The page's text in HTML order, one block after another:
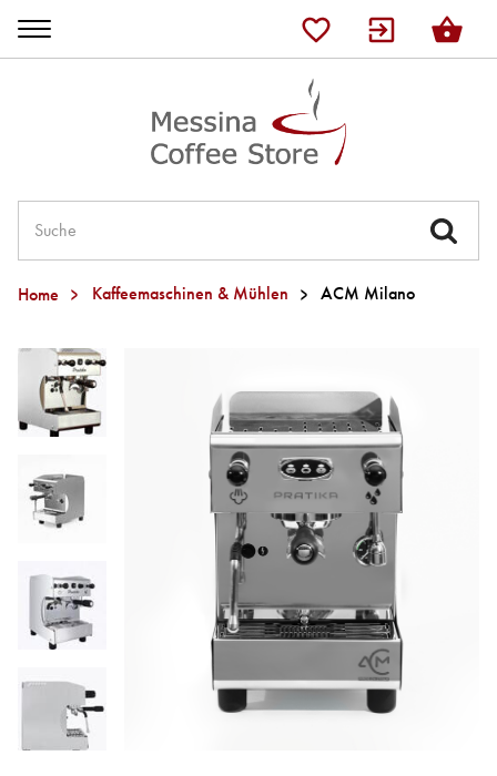
Ascaso
JURA
Kaffee
Tee
Vermietung
Service
Über uns
Home Kaffeemaschinen & Mühlen ACM Milano